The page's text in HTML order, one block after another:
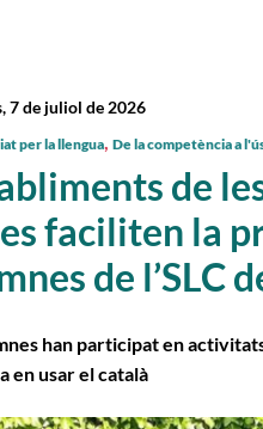
de
faciliten la
de l’SLC
7 de juliol de 2026
per la llengua, De la competència a
han participat en
en usar el català